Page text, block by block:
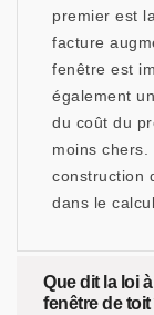
premier est
facture
fenêtre est
également
du coût du
moins chers.
construction
dans le
Que dit la loi
fenêtre de toit